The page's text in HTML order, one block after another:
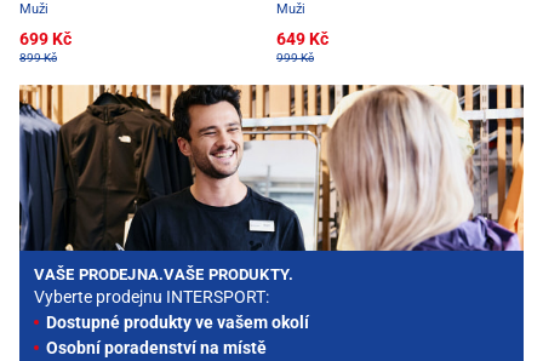
Muži
699 Kč
899 Kč
Muži
649 Kč
999 Kč
VAŠE PRODEJNA.VAŠE PRODUKTY.
Vyberte prodejnu INTERSPORT:
Dostupné produkty ve vašem okolí
Osobní poradenství na místě